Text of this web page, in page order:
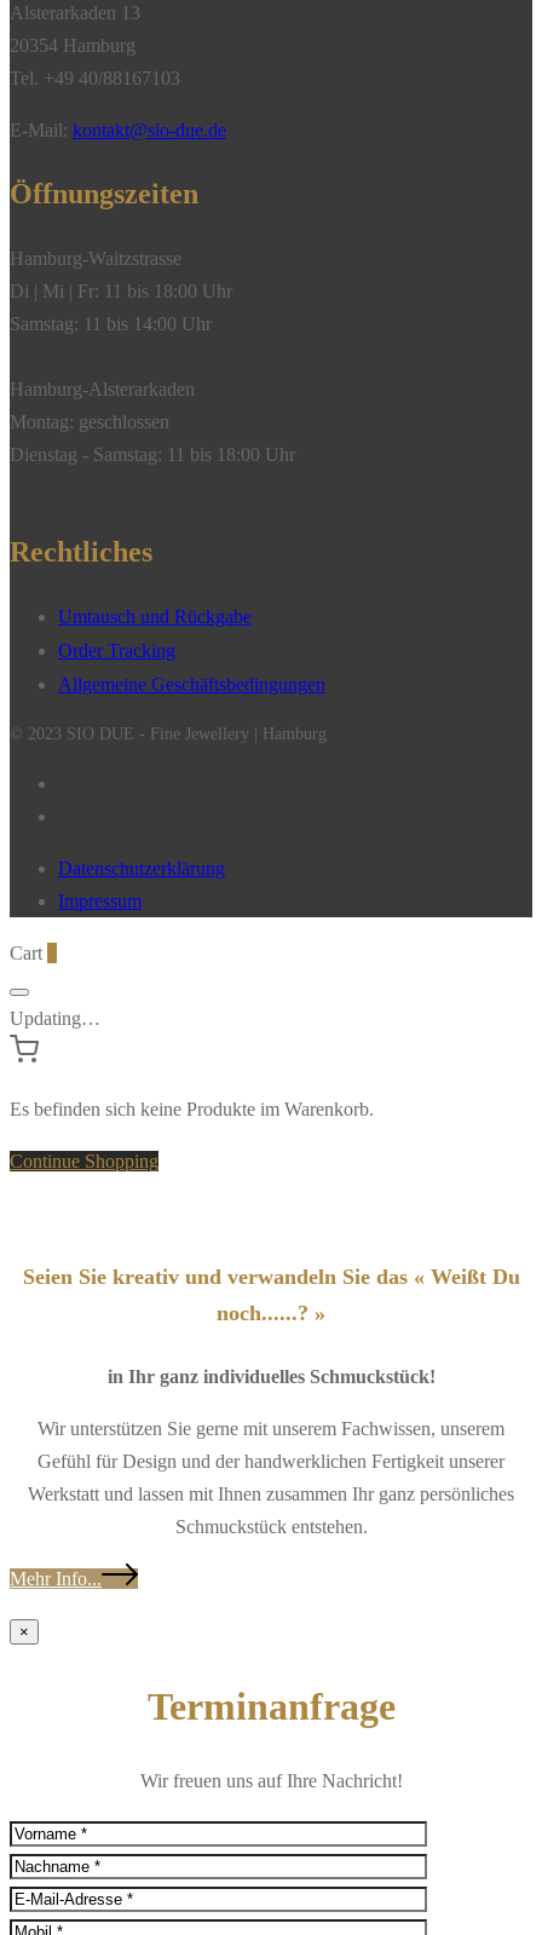
Menge
Alsterarkaden 13
20354 Hamburg
Tel. +49 40/88167103
E-Mail: kontakt@sio-due.de
Öffnungszeiten
Hamburg-Waitzstrasse
Di | Mi | Fr: 11 bis 18:00 Uhr
Samstag: 11 bis 14:00 Uhr
Hamburg-Alsterarkaden
Montag: geschlossen
Dienstag - Samstag: 11 bis 18:00 Uhr
Rechtliches
Umtausch und Rückgabe
Order Tracking
Allgemeine Geschäftsbedingungen
© 2023 SIO DUE - Fine Jewellery | Hamburg
Datenschutzerklärung
Impressum
Cart
Updating…
Es befinden sich keine Produkte im Warenkorb.
Continue Shopping
Seien Sie kreativ und verwandeln Sie das « Weißt Du
noch......? »
in Ihr ganz individuelles Schmuckstück!
Wir unterstützen Sie gerne mit unserem Fachwissen, unserem
Gefühl für Design und der handwerklichen Fertigkeit unserer
Werkstatt und lassen mit Ihnen zusammen Ihr ganz persönliches
Schmuckstück entstehen.
Mehr Info...
×
Terminanfrage
Wir freuen uns auf Ihre Nachricht!